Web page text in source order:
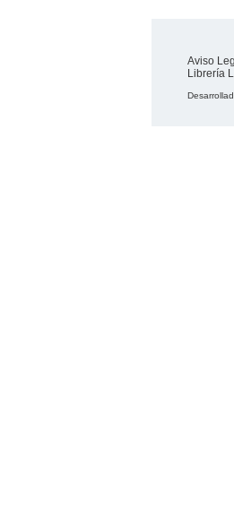
Aviso
Librería